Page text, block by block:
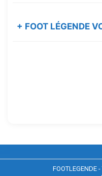
+ FOOT LÉGENDE
FOOTLEGENDE